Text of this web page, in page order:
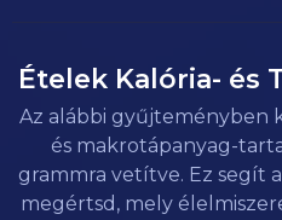
Ételek Kalória- és
Az alábbi gyűjteményben
és makrotápanyag-
grammra vetítve. Ez segít
megértsd, mely